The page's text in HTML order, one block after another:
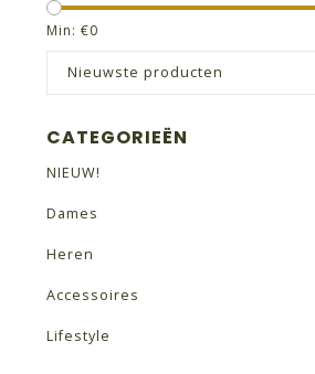
Min: €0
Nieuwste producten
CATEGORIEËN
NIEUW!
Dames
Heren
Accessoires
Lifestyle